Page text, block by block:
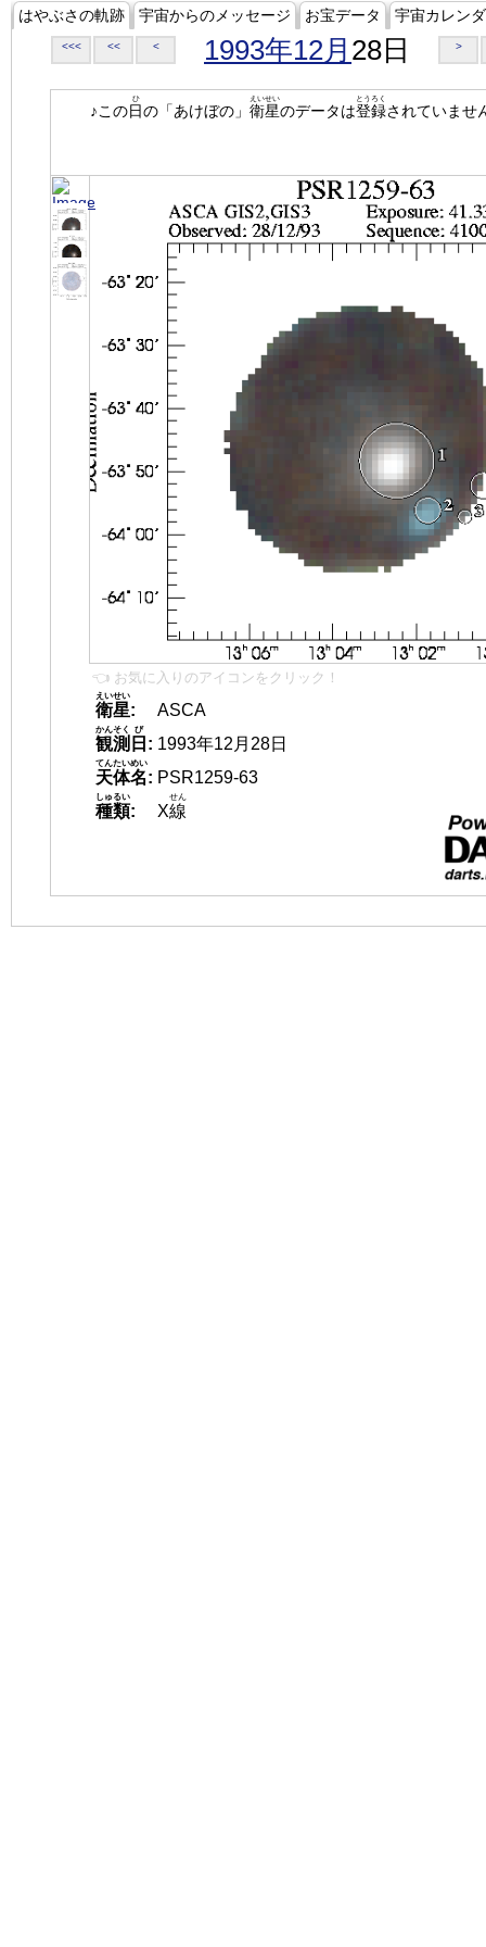
はやぶさの軌跡 宇宙からのメッセージ お宝データ 宇宙カレン
<<< << < 1993年12月 28日 >
♪この日
ひ
の「あけぼの」 衛星
えいせい
のデータは登録
とうろく
されていませ
👈 お気に入りのアイコンをクリック！
衛星
えいせい
:
ASCA
観測
かんそく
日
び
: 1993年12月28日
天体名
てんたいめい
: PSR1259-63
種類
しゅるい
: X線
せん